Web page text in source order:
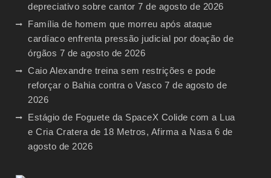
depreciativo sobre cantor 7 de agosto de 2026
Família de homem que morreu após ataque
cardíaco enfrenta pressão judicial por doação de
órgãos 7 de agosto de 2026
Caio Alexandre treina sem restrições e pode
reforçar o Bahia contra o Vasco 7 de agosto de
2026
Estágio de Foguete da SpaceX Colide com a Lua
e Cria Cratera de 18 Metros, Afirma a Nasa 6 de
agosto de 2026